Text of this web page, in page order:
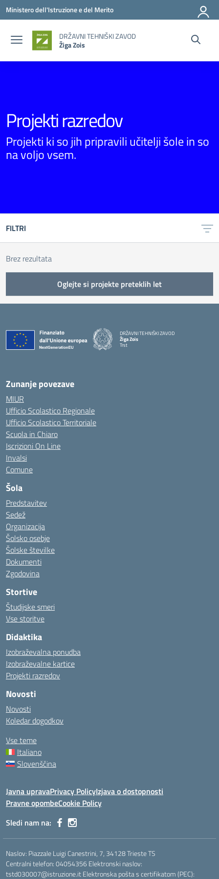
Vai ai contenuti
Vai al menu di navigazione
Vai al footer
Ministero dell'Istruzione e del Merito
DRŽAVNI TEHNIŠKI ZAVOD
Žiga Zois
Projekti razredov
Projekti ki so jih pripravili učitelji šole in so
na voljo vsem.
FILTRI
Brez rezultata
Oglejte si projekte preteklih let
DRŽAVNI TEHNIŠKI ZAVOD
Žiga Zois
Trst
Zunanje povezave
MIUR
Ufficio Scolastico Regionale
Ufficio Scolastico Territoriale
Scuola in Chiaro
Iscrizioni On Line
Invalsi
Comune
Šola
Predstavitev
Sedež
Organizacija
Šolsko osebje
Šolske številke
Dokumenti
Zgodovina
Stortive
Študijske smeri
Vse storitve
Didaktika
Izobraževalna ponudba
Izobraževalne kartice
Projekti razredov
Novosti
Novosti
Koledar dogodkov
Vse teme
Italiano
Slovenščina
Javna upravaPrivacy PolicyIzjava o dostopnosti
Pravne opombeCookie Policy
Sledi nam na:
Naslov: Piazzale Luigi Canestrini, 7, 34128 Trieste TS
Centralni telefon: 04054356 Elektronski naslov:
tstd030007@istruzione.it Elektronska pošta s certifikatom (PEC):